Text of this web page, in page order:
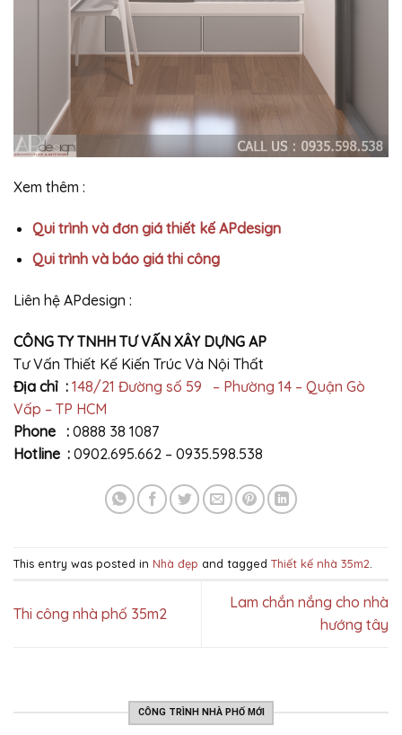
Xem thêm :
Qui trình và đơn giá thiết kế APdesign
Qui trình và báo giá thi công
Liên hệ APdesign :
CÔNG TY TNHH TƯ VẤN XÂY DỰNG AP
Tư Vấn Thiết Kế Kiến Trúc Và Nội Thất
Địa chỉ : 148/21 Đường số 59 – Phường 14 – Quận Gò
Vấp – TP HCM
Phone : 0888 38 1087
Hotline : 0902.695.662 – 0935.598.538
This entry was posted in Nhà đẹp and tagged Thiết kế nhà 35m2
Thi công nhà phố 35m2
Lam chắn nắng cho nhà
hướng tây
CÔNG TRÌNH NHÀ PHỐ MỚI